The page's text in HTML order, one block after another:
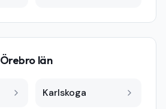
Örebro län
Karlskoga